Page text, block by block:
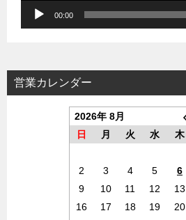
00:00
営業カレンダー
2026年 8月
日
月 火 水 木
2
3 4 5 6
9
10 11 12 13
16
17 18 19 20